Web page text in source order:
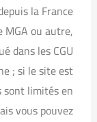
la France
MGA ou autre,
dans les CGU
; si le site est
sont limités en
vous pouvez :